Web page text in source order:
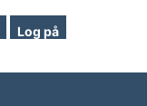
Log på